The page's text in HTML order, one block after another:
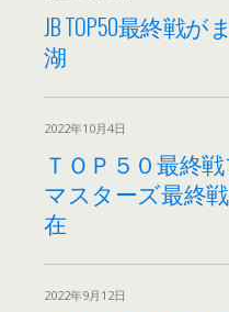
JB TOP50最終戦が
湖
2022年10月4日
ＴＯＰ５０最終
マスターズ最終
在
2022年9月12日